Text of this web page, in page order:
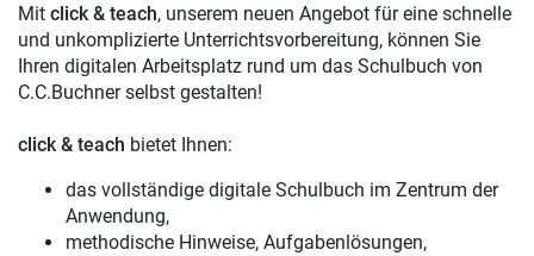
Mit click & teach, unserem neuen Angebot für eine schnelle
und unkomplizierte Unterrichtsvorbereitung, können Sie
Ihren digitalen Arbeitsplatz rund um das Schulbuch von
C.C.Buchner selbst gestalten!
click & teach bietet Ihnen:
das vollständige digitale Schulbuch im Zentrum der
Anwendung,
methodische Hinweise, Aufgabenlösungen,